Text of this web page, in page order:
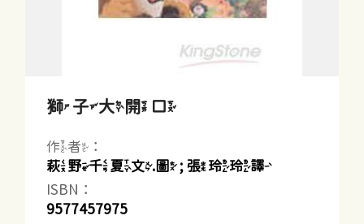
獅子大開口
作者：
萩野千夏文.圖 ; 張玲玲譯
ISBN：
9577457975